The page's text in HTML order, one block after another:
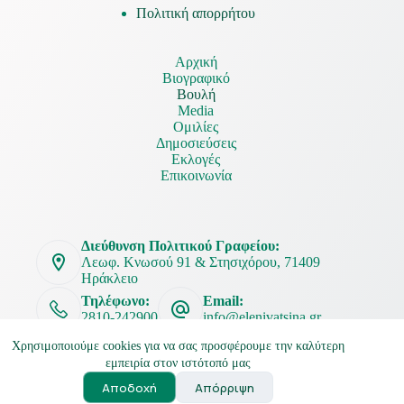
Χρησιμοποιούμε cookies για να σας προσφέρουμε την καλύτερη
εμπειρία στον ιστότοπό μας
Αποδοχή Απόρριψη
Πολιτική απορρήτου
Αρχική
Βιογραφικό
Βουλή
Media
Ομιλίες
Δημοσιεύσεις
Εκλογές
Επικοινωνία
Διεύθυνση Πολιτικού Γραφείου:
Λεωφ. Κνωσού 91 & Στησιχόρου, 71409
Ηράκλειο
Τηλέφωνο:
2810-242900
Email:
info@elenivatsina.gr
Ελένη Βατσινά Copyright © 2026